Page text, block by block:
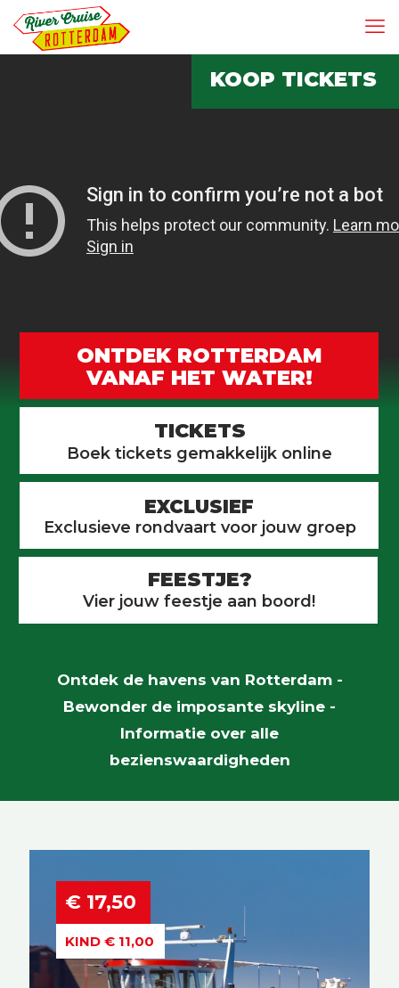
ONTDEK ROTTERDAM
VANAF HET WATER!
KOOP TICKETS
TICKETS
Boek tickets gemakkelijk online
EXCLUSIEF
Exclusieve rondvaart voor jouw groep
FEESTJE?
Vier jouw feestje aan boord!
Ontdek de havens van Rotterdam -
Bewonder de imposante skyline -
Informatie over alle
bezienswaardigheden
€ 17,50
KIND € 11,00